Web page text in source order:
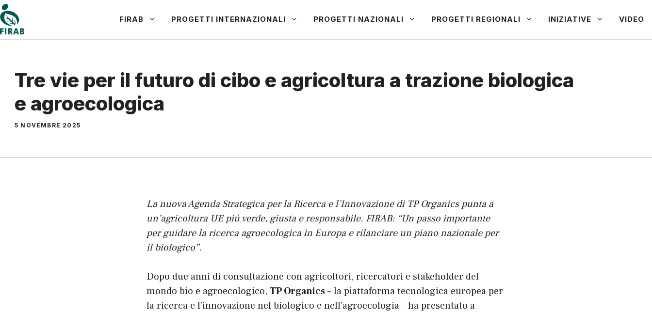
Vai
al
contenuto
FIRAB PROGETTI INTERNAZIONALI PROGETTI NAZIONALI PROGETTI REGIONALI INIZIATIVE VIDEO
Tre vie per il futuro di cibo e agricoltura a trazione biologica
e agroecologica
5 NOVEMBRE 2025
La nuova Agenda Strategica per la Ricerca e l’Innovazione di TP Organics punta a
un’agricoltura UE più verde, giusta e responsabile. FIRAB: “Un passo importante
per guidare la ricerca agroecologica in Europa e rilanciare un piano nazionale per
il biologico”.
Dopo due anni di consultazione con agricoltori, ricercatori e stakeholder del
mondo bio e agroecologico, TP Organics– la piattaforma tecnologica europea per
la ricerca e l’innovazione nel biologico e nell’agroecologia – ha presentato a